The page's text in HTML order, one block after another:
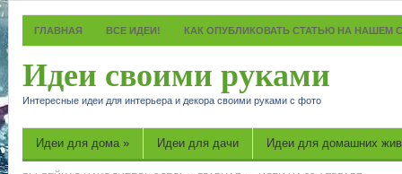
ГЛАВНАЯ ВСЕ ИДЕИ! КАК ОПУБЛИКОВАТЬ СТАТЬЮ НА НАШЕМ
Идеи своими руками
Интересные идеи для интерьера и декора своими руками с фото
Идеи для дома » Идеи для дачи Идеи для домашних